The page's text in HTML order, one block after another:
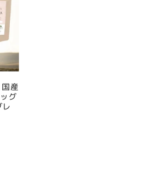
産
グ